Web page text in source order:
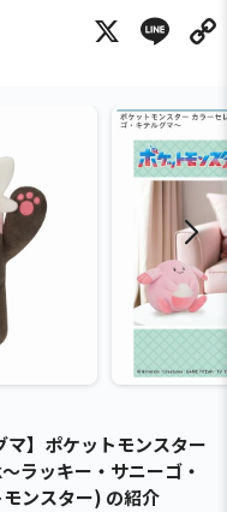
ね
X
マ】ポケットモンスター
ラッキー・サニーゴ・
ンスター) の紹介